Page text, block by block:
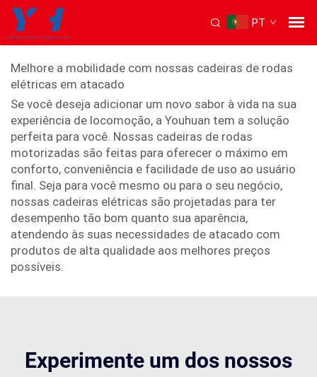
PT
Cadeira de rodas elétrica
Melhore a mobilidade com nossas cadeiras de rodas
elétricas em atacado
Se você deseja adicionar um novo sabor à vida na sua
experiência de locomoção, a Youhuan tem a solução
perfeita para você. Nossas cadeiras de rodas
motorizadas são feitas para oferecer o máximo em
conforto, conveniência e facilidade de uso ao usuário
final. Seja para você mesmo ou para o seu negócio,
nossas cadeiras elétricas são projetadas para ter
desempenho tão bom quanto sua aparência,
atendendo às suas necessidades de atacado com
produtos de alta qualidade aos melhores preços
possíveis.
Experimente um dos nossos